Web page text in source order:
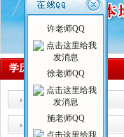
学历教育
高起专
专升本
许老师QQ
徐老师QQ
施老师QQ